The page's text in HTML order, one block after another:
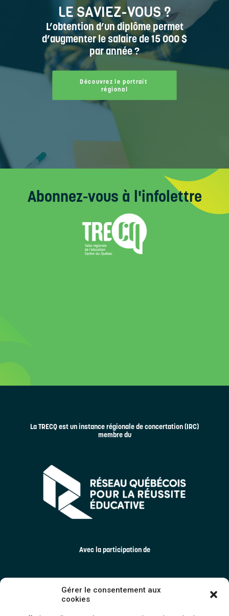
Gérer le consentement aux
cookies
LE SAVIEZ-VOUS ?
L’obtention d’un diplôme permet
d’augmenter le salaire de 15 000 $
par année ?
Découvrez le portrait
régional
Abonnez-vous à l'infolettre
La TRECQ est un instance régionale de concertation (IRC)
membre du
Avec la participation de